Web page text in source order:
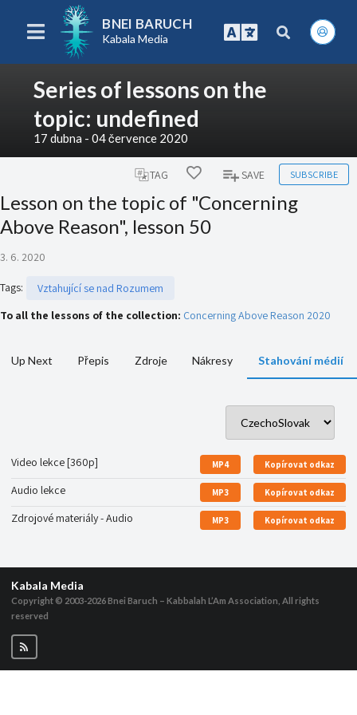
BNEI BARUCH
Kabala Media
Series of lessons on the
topic: undefined
17 dubna - 04 července 2020
TAG SAVE SUBSCRIBE
Lesson on the topic of "Concerning
Above Reason", lesson 50
3. 6. 2020
Tags:
Vztahující se nad Rozumem
To all the lessons of the collection: Concerning Above Reason 2020
Up Next Přepis Zdroje Nákresy Stahování médií
Video lekce [360p] MP4 Kopírovat odkaz
Audio lekce MP3 Kopírovat odkaz
Zdrojové materiály - Audio MP3 Kopírovat odkaz
Kabala Media
Copyright © 2003-2026Bnei Baruch – Kabbalah L’Am Association, All rights
reserved